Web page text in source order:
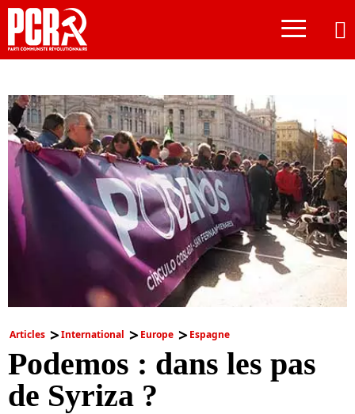
≡
Articles International Europe Espagne
Podemos : dans les pas
de Syriza ?